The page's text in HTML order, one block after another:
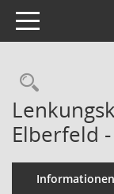
Toggle navigation
Elberfeld
Informationen